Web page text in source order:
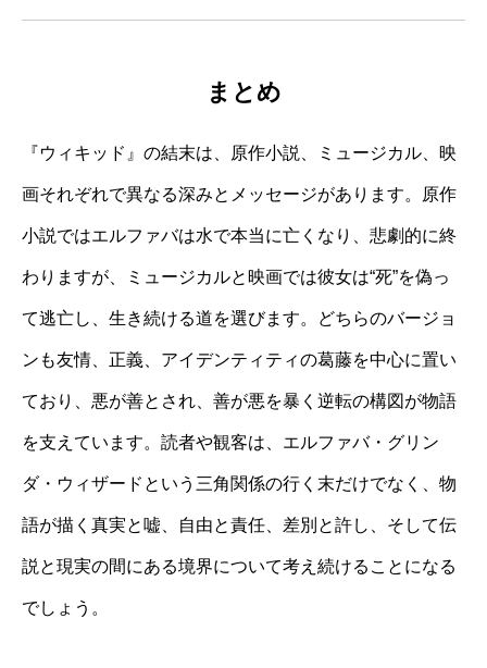
まとめ
『ウィキッド』の結末は、原作小説、ミュージカル、映
画それぞれで異なる深みとメッセージがあります。原作
小説ではエルファバは水で本当に亡くなり、悲劇的に終
わりますが、ミュージカルと映画では彼女は“死”を偽っ
て逃亡し、生き続ける道を選びます。どちらのバージョ
ンも友情、正義、アイデンティティの葛藤を中心に置い
ており、悪が善とされ、善が悪を暴く逆転の構図が物語
を支えています。読者や観客は、エルファバ・グリン
ダ・ウィザードという三角関係の行く末だけでなく、物
語が描く真実と嘘、自由と責任、差別と許し、そして伝
説と現実の間にある境界について考え続けることになる
でしょう。